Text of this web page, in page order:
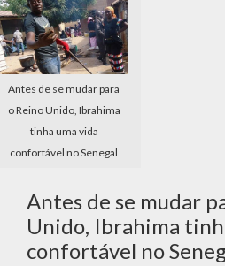
Antes de se mudar para
o Reino Unido, Ibrahima
tinha uma vida
confortável no Senegal
Antes de se mudar
Unido, Ibrahima
confortável no